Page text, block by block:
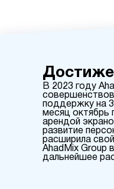
В 2023 году
поддержку на
месяц октябрь
арендой
развитие
расширила
AhadMix Group
дальнейшее